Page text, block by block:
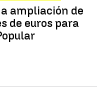
ampliación de
de euros para